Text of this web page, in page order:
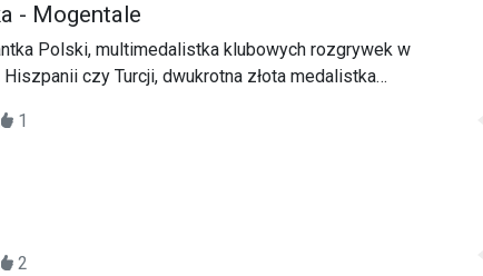
- Mogentale
Polski, multimedalistka klubowych rozgrywek w
Hiszpanii czy Turcji, dwukrotna złota medalistka
1
2